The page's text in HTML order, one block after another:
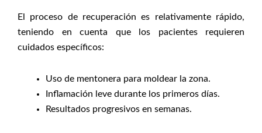
El proceso de recuperación es relativamente rápido,
teniendo en cuenta que los pacientes requieren
cuidados específicos:
Uso de mentonera para moldear la zona.
Inflamación leve durante los primeros días.
Resultados progresivos en semanas.